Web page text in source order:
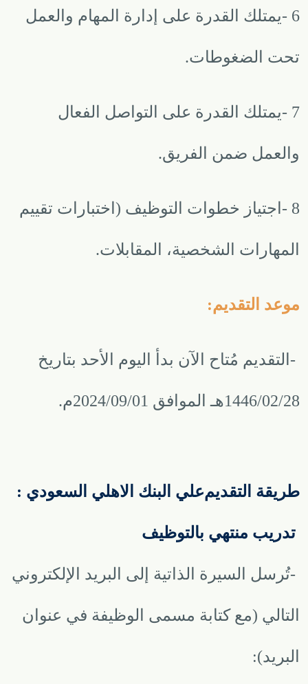
6
-يمتلك القدرة على إدارة المهام والعمل
تحت الضغوطات.
7
-يمتلك القدرة على التواصل الفعال
والعمل ضمن الفريق.
8
- اجتياز خطوات التوظيف (اختبارات تقييم
المهارات الشخصية، المقابلات.
موعد التقديم:
- التقديم مُتاح الآن بدأ اليوم الأحد بتاريخ
1446/02/28هـ الموافق 2024/09/01م .
طريقة التقديم : علي البنك الاهلي السعودي
-تُرسل السيرة الذاتية إلى البريد الإلكتروني
التالي (مع كتابة مسمى الوظيفة في عنوان
البريد):